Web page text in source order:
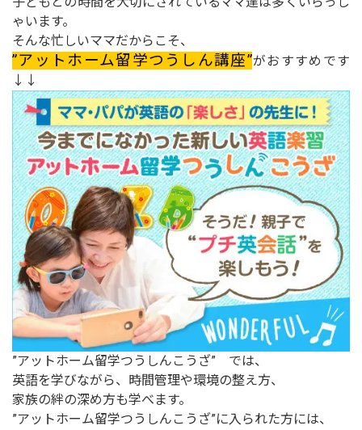
ゃいます。
そんな忙しいママだからこそ、
”アットホーム留学つうしん講座”がおすすめです
↓↓
”アットホーム留学つうしんこうざ” では、
英語を学びながら、時間管理や環境の整え方、
家族の絆の深め方も学べます。
”アットホーム留学つうしんこうざ”に入られた方には、